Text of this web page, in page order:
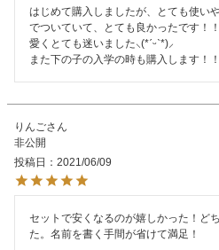
はじめて購入しましたが、とても使い
でついていて、とても良かったです！
愛くとても迷いました‪⸜(*ˊᵕˋ*)⸝‬
また下の子の入学の時も購入します！！
りんご
非公開
投稿日
2021/06/09
セットで安くなるのが嬉しかった！ど
た。名前を書く手間が省けて満足！